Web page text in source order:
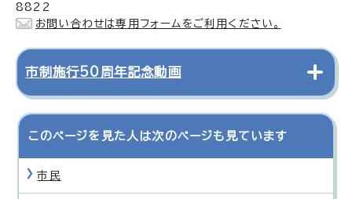
8822
お問い合わせは専用フォームをご利用ください。
市制施行50周年記念動画
このページを見た人は次のページも見ています
市民